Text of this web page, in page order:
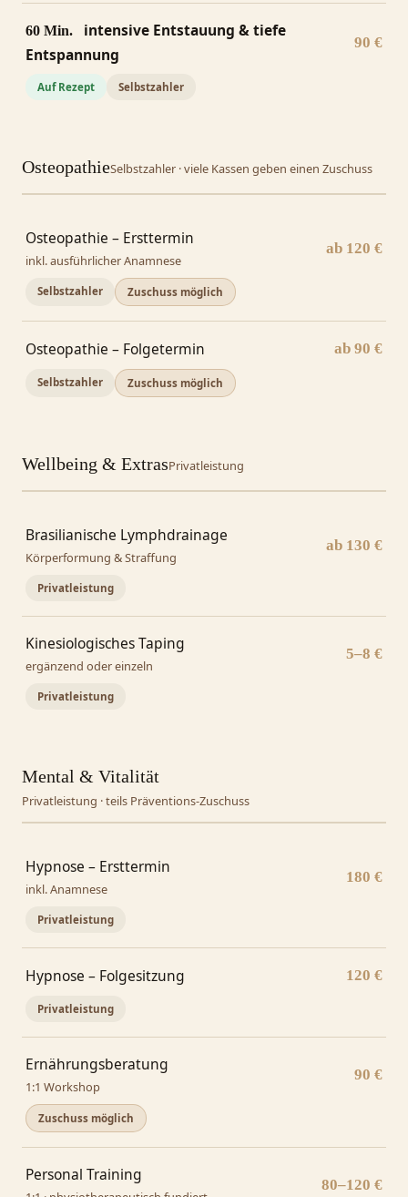
60 Min.
intensive Entstauung & tiefe
Entspannung
90 €
Auf Rezept Selbstzahler
OsteopathieSelbstzahler · viele Kassen geben einen Zuschuss
Osteopathie – Ersttermin
inkl. ausführlicher Anamnese
ab 120 €
Selbstzahler Zuschuss möglich
Osteopathie – Folgetermin ab 90 €
Selbstzahler Zuschuss möglich
Wellbeing & ExtrasPrivatleistung
Brasilianische Lymphdrainage
Körperformung & Straffung
ab 130 €
Privatleistung
Kinesiologisches Taping
ergänzend oder einzeln
5–8 €
Privatleistung
Mental & Vitalität
Privatleistung · teils Präventions-Zuschuss
Hypnose – Ersttermin
inkl. Anamnese
180 €
Privatleistung
Hypnose – Folgesitzung 120 €
Privatleistung
Ernährungsberatung
1:1 Workshop
90 €
Zuschuss möglich
Personal Training 80–120 €